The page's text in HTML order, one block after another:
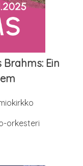
Ein
orkesteri